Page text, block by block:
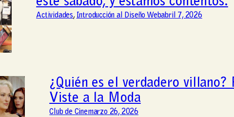
Actividades, Introducción al Diseño Webabril 7, 2026
¿Quién es el verdadero
Viste a la Moda
Club de Cinemarzo 26, 2026